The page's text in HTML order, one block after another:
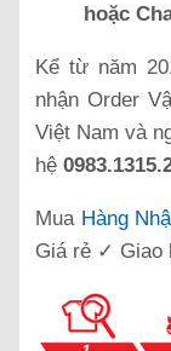
hoặc
Kể từ năm
nhận Order
Việt Nam và
hệ
Mua Hàng
Giá rẻ ✓ Giao